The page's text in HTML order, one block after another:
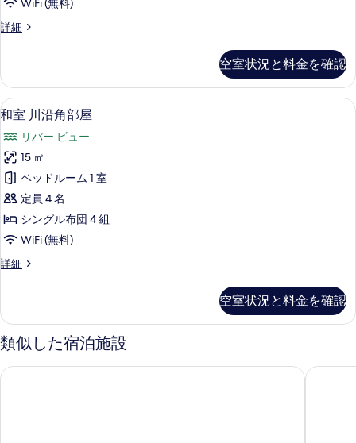
定
し
の
す
べ
て
の
写
真
を
表
る
WiFi (無料)
詳細
広
部
屋
指
な
し
の
詳
細
空室状況と料金を確認
和
川
沿
角
部
屋
す
て
の
写
真
和室 川沿角部屋 | セーフティボック
7
和室 川沿角部屋
リバー ビュー
15 ㎡
ベッドルーム 1 室
定員 4 名
シングル布団 4 組
WiFi (無料)
詳細
和
角
部
屋
詳
空室状況と料金を確認
類似した宿泊施設
湯峡の響き 優彩 優彩別館